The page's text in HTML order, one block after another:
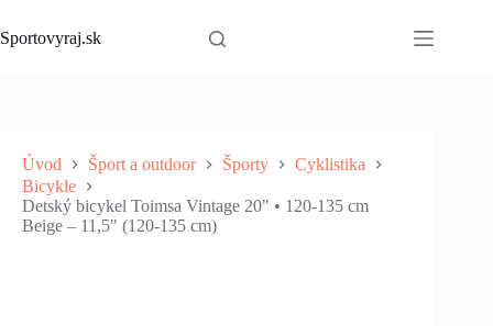
to
content
Sportovyraj.sk
Úvod Šport a outdoor Športy
Cyklistika
Bicykle
Detský bicykel Toimsa Vintage 20" • 120-135 cm
Beige – 11,5" (120-135 cm)